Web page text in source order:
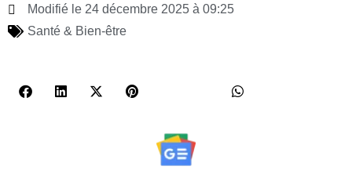
Modifié le 24 décembre 2025 à 09:25
Santé & Bien-être